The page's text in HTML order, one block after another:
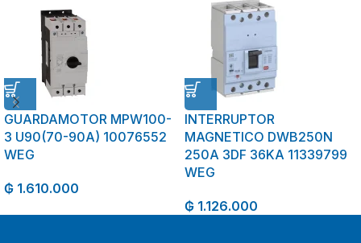
GUARDAMOTOR MPW100-
3 U90(70-90A) 10076552
WEG
₲ 1.610.000
INTERRUPTOR
MAGNETICO DWB250N
250A 3DF 36KA 11339799
WEG
₲ 1.126.000